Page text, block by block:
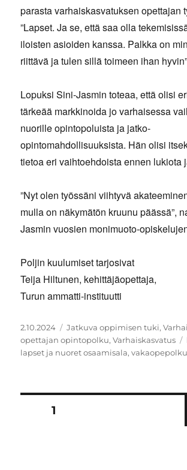
parasta varhaiskasvatuksen opettajan
”Lapset. Ja se, että saa olla
iloisten asioiden kanssa. Palkka on
riittävä ja tulen sillä toimeen ihan
Lopuksi Sini-Jasmin toteaa, että olisi
tärkeää markkinoida jo varhaisessa
nuorille opintopoluista ja jatko-
opintomahdollisuuksista. Hän olisi
tietoa eri vaihtoehdoista ennen lukiota
”Nyt olen työssäni viihtyvä
mulla on näkymätön kruunu päässä”,
Jasmin vuosien monimuoto-
Poljin kuulumiset tarjosivat
Teija Hiltunen, kehittäjäopettaja,
Turun ammatti-instituutti
Julkaistu
2.10.2024 Kategoriat
Jatkuva oppimisen tuki,
opettajan opintopolku,Varhaiskasvatus
lapset ja nuoret osaamisala,vakaopepolku
Artikkelien
SIVU1